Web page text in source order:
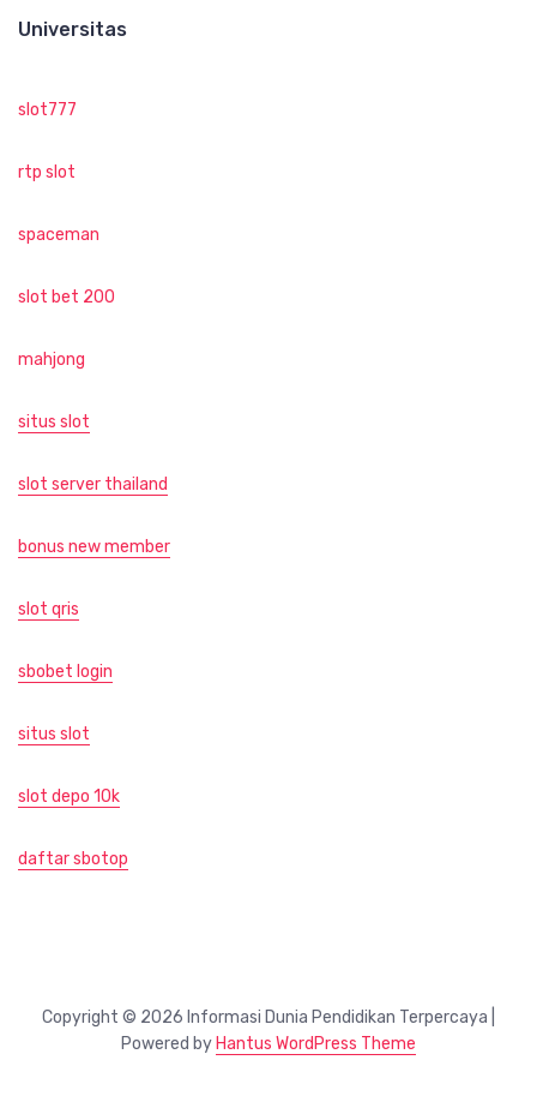
Universitas
slot777
rtp slot
spaceman
slot bet 200
mahjong
situs slot
slot server thailand
bonus new member
slot qris
sbobet login
situs slot
slot depo 10k
daftar sbotop
Copyright © 2026 Informasi Dunia Pendidikan Terpercaya |
Powered by Hantus WordPress Theme